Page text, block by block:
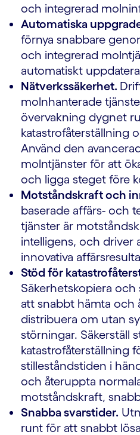
och integrerad
Automatiska
förnya snabbare
och integrerad
automatiskt
Nätverkssäkerhet.
molnhanterade
övervakning dygnet
katastrofåterställning
Använd den
molntjänster för att
och ligga steget före
Motståndskraft och
baserade affärs- och
tjänster är
intelligens, och driver
innovativa
Stöd för
Säkerhetskopiera
att snabbt hämta och
distribuera om utan
störningar. Säkerställ
katastrofåterställning
stilleståndstiden i
och återuppta
motståndskraft,
Snabba svarstider.
runt för att snabbt